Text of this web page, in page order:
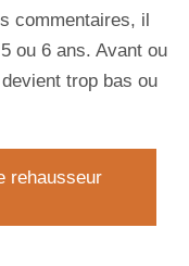
commentaires, il
ou 6 ans. Avant ou
trop bas ou
rehausseur